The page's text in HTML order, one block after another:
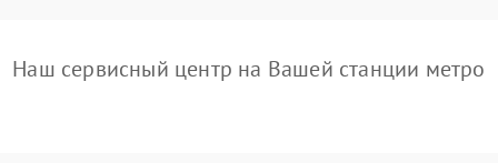
Наш сервисный центр на Вашей станции метро